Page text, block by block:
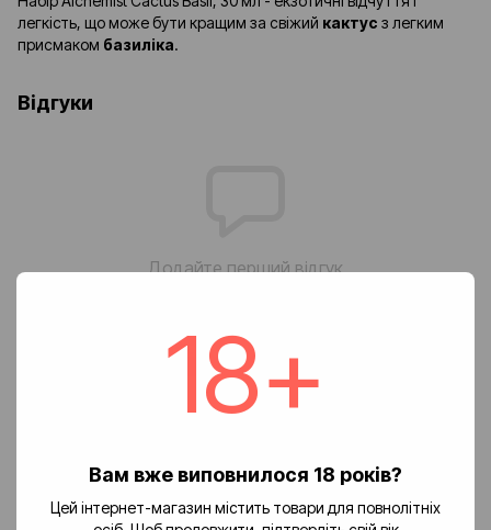
18+
Вам вже виповнилося 18 років?
Цей інтернет-магазин містить товари для повнолітніх
легкість, що може бути кращим за свіжий кактус з легким
присмаком базиліка.
Відгуки
Додайте перший відгук
Написати відгук
Оплата
🚚 Вартість доставки